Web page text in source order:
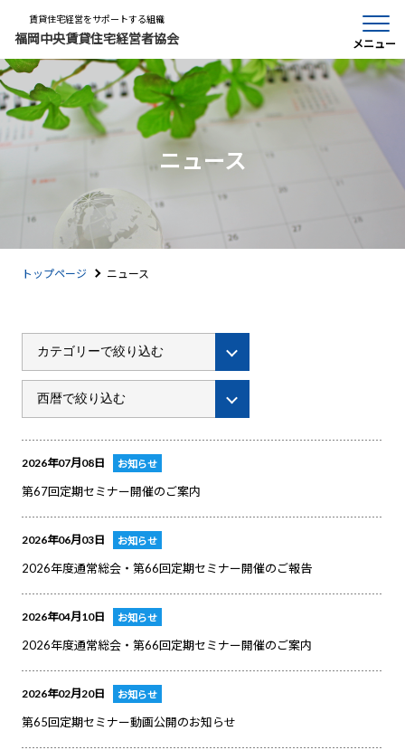
賃貸住宅経営をサポートする組織
福岡中央賃貸住宅経営者協会 メニュー
ニュース
トップページ ニュース
2026年07月08日 お知らせ
第67回定期セミナー開催のご案内
2026年06月03日 お知らせ
2026年度通常総会・第66回定期セミナー開催のご報告
2026年04月10日 お知らせ
2026年度通常総会・第66回定期セミナー開催のご案内
2026年02月20日 お知らせ
第65回定期セミナー動画公開のお知らせ